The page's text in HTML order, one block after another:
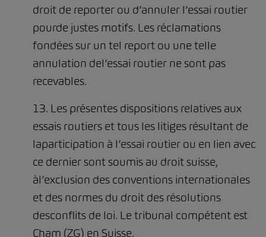
droit de reporter ou d’annuler l’essai routier
pourde justes motifs. Les réclamations
fondées sur un tel report ou une telle
annulation del’essai routier ne sont pas
recevables.
13. Les présentes dispositions relatives aux
essais routiers et tous les litiges résultant de
laparticipation à l’essai routier ou en lien avec
ce dernier sont soumis au droit suisse,
àl’exclusion des conventions internationales
et des normes du droit des résolutions
desconflits de loi. Le tribunal compétent est
Cham (ZG) en Suisse.